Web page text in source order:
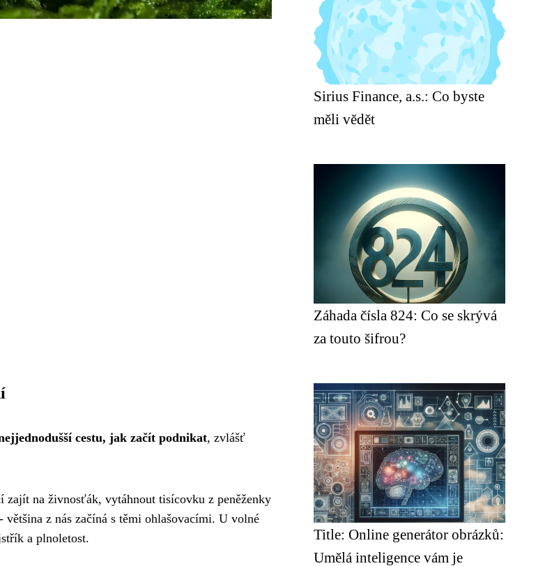
cestu, jak začít podnikat, zvlášť
zajít na živnosťák, vytáhnout tisícovku z peněženky
většina z nás začíná s těmi ohlašovacími. U volné
a plnoletost.
Sirius Finance, a.s.: Co byste
měli vědět
Záhada čísla 824: Co se skrývá
za touto šifrou?
Title: Online generátor obrázků:
Umělá inteligence vám je